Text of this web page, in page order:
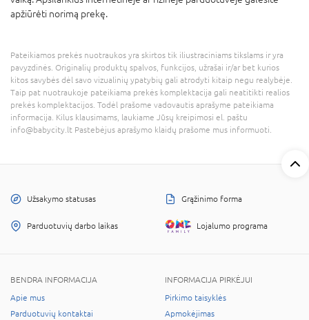
apžiūrėti norimą prekę.
Pateikiamos prekės nuotraukos yra skirtos tik iliustraciniams tikslams ir yra
pavyzdinės. Originalių produktų spalvos, funkcijos, užrašai ir/ar bet kurios
kitos savybės dėl savo vizualinių ypatybių gali atrodyti kitaip negu realybėje.
Taip pat nuotraukoje pateikiama prekės komplektacija gali neatitikti realios
prekės komplektacijos. Todėl prašome vadovautis aprašyme pateikiama
informacija. Kilus klausimams, laukiame Jūsų kreipimosi el. paštu
info@babycity.lt Pastebėjus aprašymo klaidų prašome mus informuoti.
Užsakymo statusas Grąžinimo forma
Parduotuvių darbo laikas Lojalumo programa
BENDRA INFORMACIJA
Apie mus
Parduotuvių kontaktai
INFORMACIJA PIRKĖJUI
Pirkimo taisyklės
Apmokėjimas